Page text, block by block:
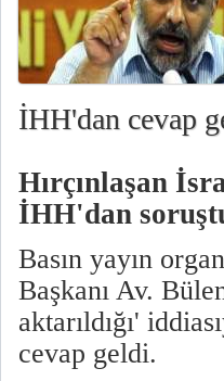
İHH'dan cevap
Hırçınlaşan
İHH'dan
Basın yayın
Başkanı Av.
aktarıldığı'
cevap geldi.